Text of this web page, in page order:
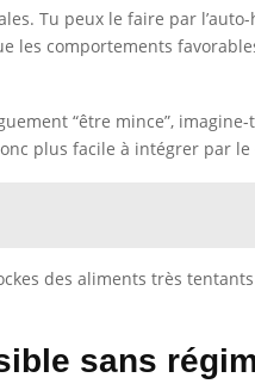
Tu peux le faire par
les comportements
“être mince”,
plus facile à intégrer par le
des aliments très
sans